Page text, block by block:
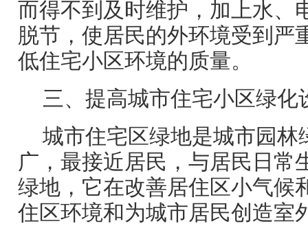
而得不到及时维护，加上水、
脱节，使居民的外环境受到严
低住宅小区环境的质量。
三、提高城市住宅小区绿化
城市住宅区绿地是城市园林
广，最接近居民，与居民日常
绿地，它在改善居住区小气候
住区环境和为城市居民创造室